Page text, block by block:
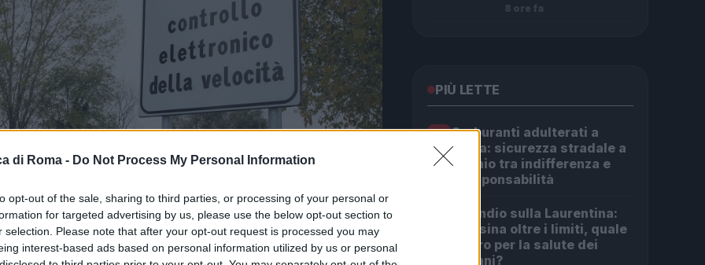
di Roma - Do Not Process My Personal Information
opt-out of the sale, sharing to third parties, or processing of your personal or
for targeted advertising by us, please use the below opt-out section to
selection. Please note that after your opt-out request is processed you may
interest-based ads based on personal information utilized by us or personal
8 ore fa
PIÙ LETTE
1 Carburanti adulterati a
Roma: sicurezza stradale a
rischio tra indifferenza e
irresponsabilità
Incendio sulla Laurentina:
diossina oltre i limiti, quale
futuro per la salute dei
romani?